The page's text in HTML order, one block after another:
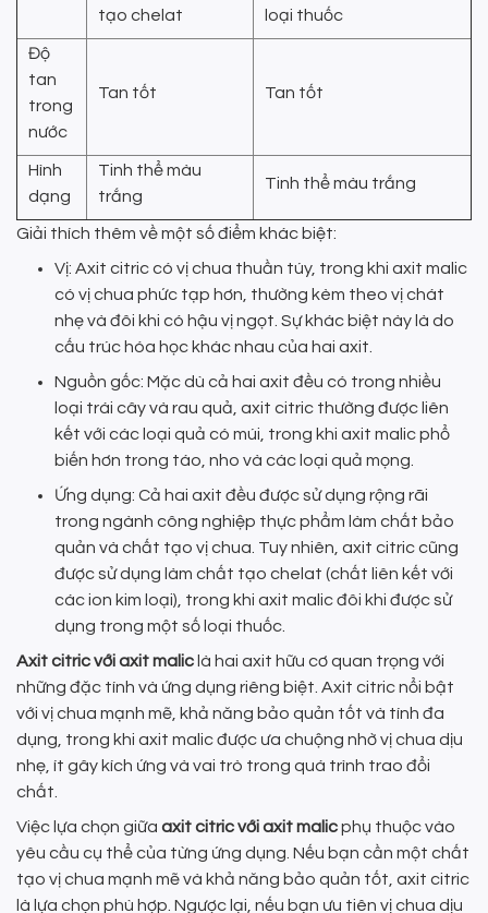
tạo chelat
loại thuốc
Độ
tan
trong
nước
Tan tốt Tan tốt
Hình
dạng
Tinh thể màu
trắng
Tinh thể màu trắng
Giải thích thêm về một số điểm khác biệt:
Vị: Axit citric có vị chua thuần túy, trong khi axit malic
có vị chua phức tạp hơn, thường kèm theo vị chát
nhẹ và đôi khi có hậu vị ngọt. Sự khác biệt này là do
cấu trúc hóa học khác nhau của hai axit.
Nguồn gốc: Mặc dù cả hai axit đều có trong nhiều
loại trái cây và rau quả, axit citric thường được liên
kết với các loại quả có múi, trong khi axit malic phổ
biến hơn trong táo, nho và các loại quả mọng.
Ứng dụng: Cả hai axit đều được sử dụng rộng rãi
trong ngành công nghiệp thực phẩm làm chất bảo
quản và chất tạo vị chua. Tuy nhiên, axit citric cũng
được sử dụng làm chất tạo chelat (chất liên kết với
các ion kim loại), trong khi axit malic đôi khi được sử
dụng trong một số loại thuốc.
Axit citric với axit malic là hai axit hữu cơ quan trọng với
những đặc tính và ứng dụng riêng biệt. Axit citric nổi bật
với vị chua mạnh mẽ, khả năng bảo quản tốt và tính đa
dụng, trong khi axit malic được ưa chuộng nhờ vị chua dịu
nhẹ, ít gây kích ứng và vai trò trong quá trình trao đổi
chất.
Việc lựa chọn giữa axit citric với axit malicphụ thuộc vào
yêu cầu cụ thể của từng ứng dụng. Nếu bạn cần một chất
tạo vị chua mạnh mẽ và khả năng bảo quản tốt, axit citric
là lựa chọn phù hợp. Ngược lại, nếu bạn ưu tiên vị chua dịu